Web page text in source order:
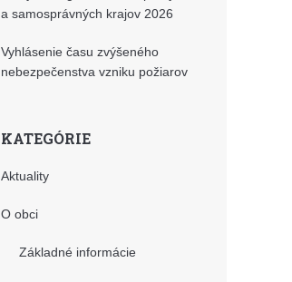
a samosprávných krajov 2026
Vyhlásenie času zvýšeného
nebezpečenstva vzniku požiarov
KATEGÓRIE
Aktuality
O obci
Základné informácie